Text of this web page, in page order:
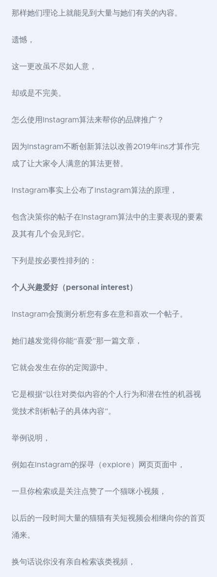
那样她们理论上就能见到大量与她们有关的內容。
遗憾，
这一更改虽不尽如人意，
却或是不完美。
怎么使用Instagram算法来帮你的品牌推广？
因为Instagram不断创新算法以改善2019年ins才算作完
成了让大家令人满意的算法更替。
Instagram事实上公布了Instagram算法的原理，
包含决策你的帖子在Instagram算法中的主要表现的要素
及其有几个会见到它。
下列是按必要性排列的：
个人兴趣爱好（personal interest）
Instagram会预测分析您有多在意和喜欢一个帖子。
她们越发觉得你能“喜爱”那一篇文章，
它就会发生在你的定阅源中。
它是根据“以往对类似內容的个人行为和潜在性的机器视
觉技术剖析帖子的具体內容”。
举例说明，
例如在Instagram的探寻（explore）网页页面中，
一旦你检索或是关注点赞了一个猫咪小视频，
以后的一段时间大量的猫猫有关短视频会相继向你的首页
涌来。
换句话说你没有亲自检索该类视頻，